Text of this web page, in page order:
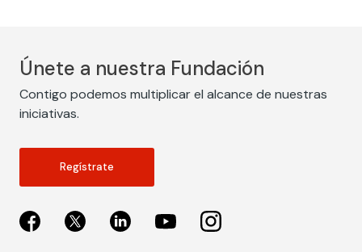
Únete a nuestra Fundación
Contigo podemos multiplicar el alcance de nuestras
iniciativas.
Regístrate